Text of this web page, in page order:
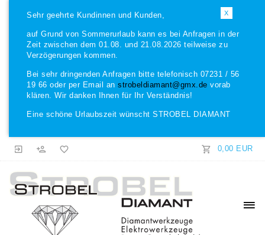
X
Sehr geehrte Kundinnen und Kunden,
auf Grund von Sommerurlaub kann es bei Anfragen in der
Zeit zwischen dem 01.08. und 21.08.2026 teilweise zu
Verzögerungen kommen.
Bei sehr dringenden Anfragen bitte telefonisch 07231 / 56
19 66 oder per Email an strobeldiamant@gmx.de vorab
klären. Wir danken Ihnen für Ihr Verständnis!
Eine schöne Urlaubszeit wünscht STROBEL DIAMANT
0,00 EUR